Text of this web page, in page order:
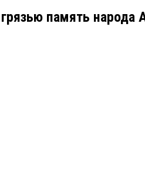
память народа